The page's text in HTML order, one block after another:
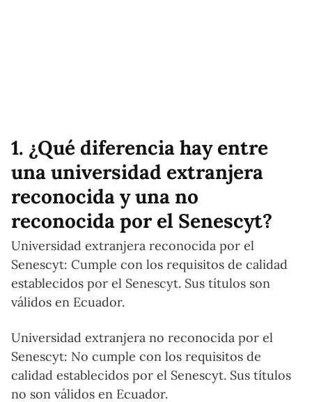
1. ¿Qué diferencia hay entre
una universidad extranjera
reconocida y una no
reconocida por el Senescyt?
Universidad extranjera reconocida por el
Senescyt: Cumple con los requisitos de calidad
establecidos por el Senescyt. Sus títulos son
válidos en Ecuador.
Universidad extranjera no reconocida por el
Senescyt: No cumple con los requisitos de
calidad establecidos por el Senescyt. Sus títulos
no son válidos en Ecuador.